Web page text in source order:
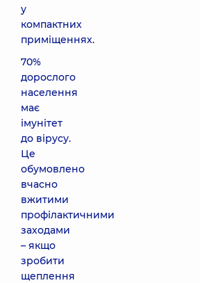
у
компактних
приміщеннях.
70%
дорослого
населення
має
імунітет
до вірусу.
Це
обумовлено
вчасно
вжитими
профілактичними
заходами
– якщо
зробити
щеплення